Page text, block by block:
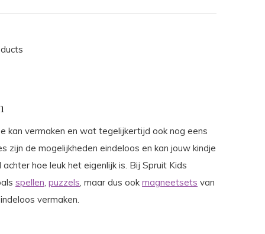
kan vermaken en wat tegelijkertijd ook nog eens
zijn de mogelijkheden eindeloos en kan jouw kindje
hoe leuk het eigenlijk is. Bij Spruit Kids
spellen puzzels , maar dus ook magneetsets van
vermaken.